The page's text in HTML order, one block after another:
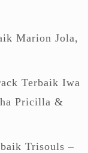
Marion Jola,
Terbaik Iwa
Pricilla &
Trisouls –